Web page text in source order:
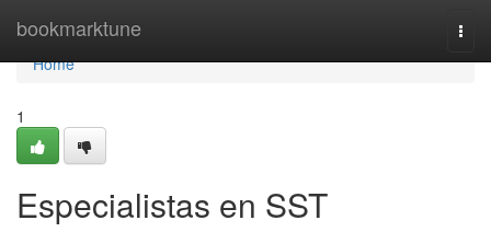
bookmarktune
Home
Home
1
Especialistas en SST